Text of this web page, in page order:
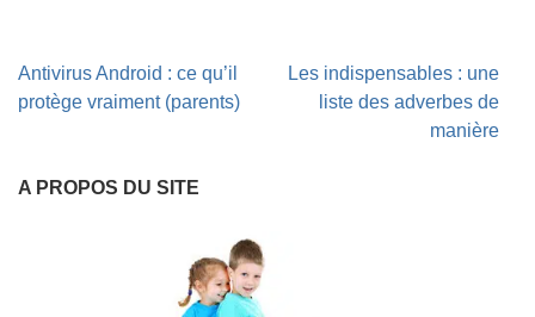
Navigation
de
Antivirus Android : ce qu’il
protège vraiment (parents)
Les indispensables : une
liste des adverbes de
manière
A PROPOS DU SITE